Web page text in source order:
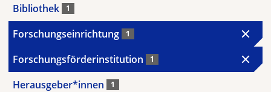
Bibliothek 1
Forschungseinrichtung 1
Forschungsförderinstitution 1
Herausgeber*innen 1